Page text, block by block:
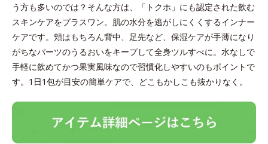
う方も多いのでは？そんな方は、「トクホ」にも認定された飲む
スキンケアをプラスワン。肌の水分を逃がしにくくするインナー
ケアです。頬はもちろん背中、足先など、保湿ケアが手薄になり
がちなパーツのうるおいをキープして全身ツルすべに。水なしで
手軽に飲めてかつ果実風味なので習慣化しやすいのもポイントで
す。1日1包が目安の簡単ケアで、どこもかしこも抜かりなく。